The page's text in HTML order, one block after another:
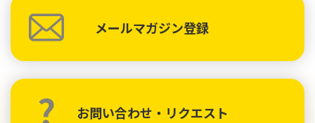
メールマガジン登録
お問い合わせ・リクエスト